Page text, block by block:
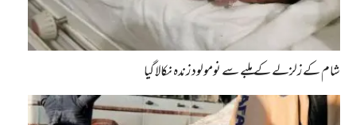
شام کے زلزلے کے ملبے سے نومولود زندہ نکالا گیا